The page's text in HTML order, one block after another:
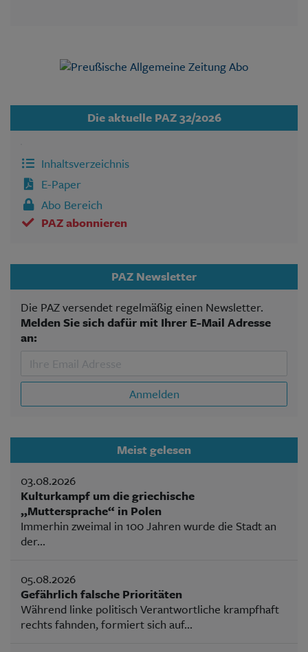
Die aktuelle PAZ 32/2026
Inhaltsverzeichnis
E-Paper
Abo Bereich
PAZ abonnieren
PAZ Newsletter
Die PAZ versendet regelmäßig einen Newsletter.
Melden Sie sich dafür mit Ihrer E-Mail Adresse
an:
Anmelden
Meist gelesen
03.08.2026
Kulturkampf um die griechische
„Muttersprache“ in Polen
Immerhin zweimal in 100 Jahren wurde die Stadt an
der...
05.08.2026
Gefährlich falsche Prioritäten
Während linke politisch Verantwortliche krampfhaft
rechts fahnden, formiert sich auf...